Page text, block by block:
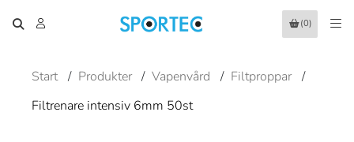
(0)
Start / Produkter / Vapenvård / Filtproppar /
Filtrenare intensiv 6mm 50st